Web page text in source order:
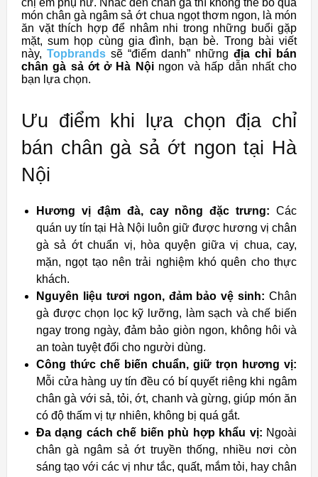
chị em phụ nữ. Nhắc đến chân gà thì không thể bỏ qua
món chân gà ngâm sả ớt chua ngọt thơm ngon, là món
ăn vặt thích hợp để nhâm nhi trong những buổi gặp
mặt, sum họp cùng gia đình, bạn bè. Trong bài viết
này, Topbrands sẽ “điểm danh” những địa chỉ bán
chân gà sả ớt ở Hà Nộingon và hấp dẫn nhất cho
bạn lựa chọn.
Ưu điểm khi lựa chọn địa chỉ
bán chân gà sả ớt ngon tại Hà
Nội
Hương vị đậm đà, cay nồng đặc trưng: Các
quán uy tín tại Hà Nội luôn giữ được hương vị chân
gà sả ớt chuẩn vị, hòa quyện giữa vị chua, cay,
mặn, ngọt tạo nên trải nghiệm khó quên cho thực
khách.
Nguyên liệu tươi ngon, đảm bảo vệ sinh: Chân
gà được chọn lọc kỹ lưỡng, làm sạch và chế biến
ngay trong ngày, đảm bảo giòn ngon, không hôi và
an toàn tuyệt đối cho người dùng.
Công thức chế biến chuẩn, giữ trọn hương vị:
Mỗi cửa hàng uy tín đều có bí quyết riêng khi ngâm
chân gà với sả, tỏi, ớt, chanh và gừng, giúp món ăn
có độ thấm vị tự nhiên, không bị quá gắt.
Đa dạng cách chế biến phù hợp khẩu vị: Ngoài
chân gà ngâm sả ớt truyền thống, nhiều nơi còn
sáng tạo với các vị như tắc, quất, mắm tỏi, hay chân